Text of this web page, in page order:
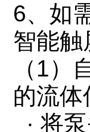
6、如
智能触
（1
的流体
· 将